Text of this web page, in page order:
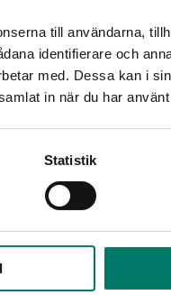
till användarna,
identifierare och
med. Dessa kan i
in när du har
Statistik